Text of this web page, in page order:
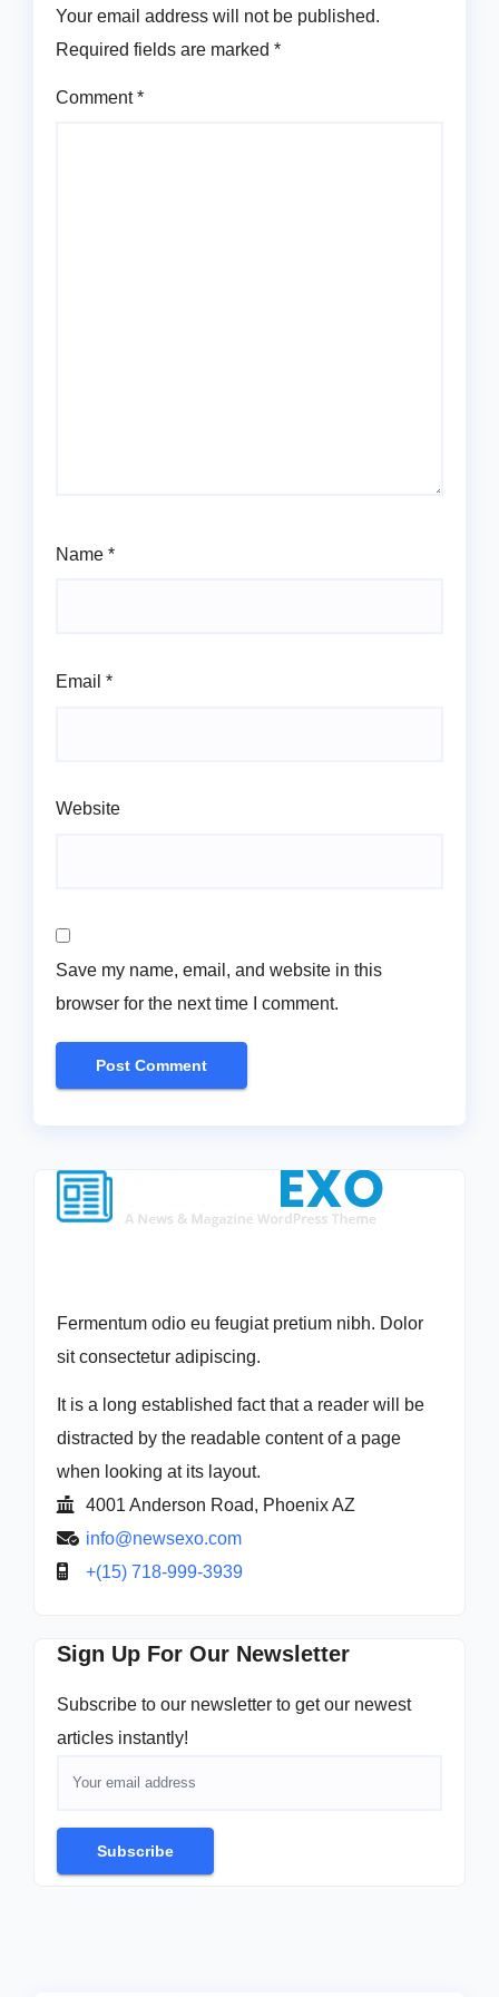
Your email address will not be published.
Required fields are marked *
Comment*
Name *
Email *
Website
Save my name, email, and website in this
browser for the next time I comment.
Fermentum odio eu feugiat pretium nibh. Dolor
sit consectetur adipiscing.
It is a long established fact that a reader will be
distracted by the readable content of a page
when looking at its layout.
4001 Anderson Road, Phoenix AZ
info@newsexo.com
+(15) 718-999-3939
Sign Up For Our Newsletter
Subscribe to our newsletter to get our newest
articles instantly!
Subscribe